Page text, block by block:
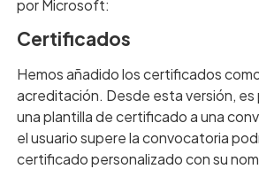
por Microsoft:
Certificados
Hemos añadido los certificados
acreditación. Desde esta versión, es
una plantilla de certificado a una
el usuario supere la convocatoria
certificado personalizado con su